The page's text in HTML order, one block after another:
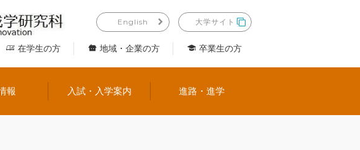
English 大学サイト
在学生の方 地域・企業の方 卒業生の方
報 入試・入学案内 進路・進学